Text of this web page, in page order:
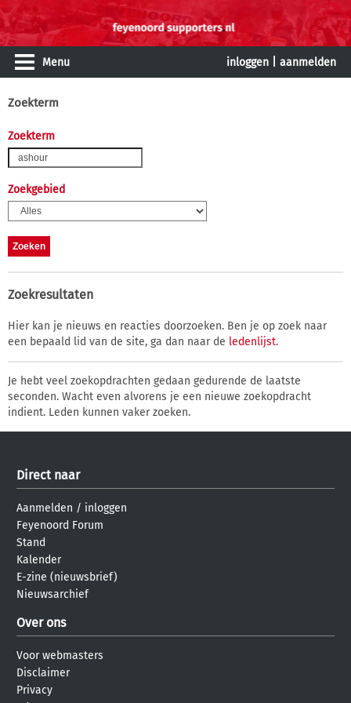
Menu inloggen aanmelden
Zoekterm
Zoekterm
Zoekgebied
Zoekresultaten
Hier kan je nieuws en reacties doorzoeken. Ben je op zoek naar
een bepaald lid van de site, ga dan naar de ledenlijst.
Je hebt veel zoekopdrachten gedaan gedurende de laatste
seconden. Wacht even alvorens je een nieuwe zoekopdracht
indient. Leden kunnen vaker zoeken.
Direct naar
Aanmelden / inloggen
Feyenoord Forum
Stand
Kalender
E-zine (nieuwsbrief)
Nieuwsarchief
Over ons
Voor webmasters
Disclaimer
Privacy